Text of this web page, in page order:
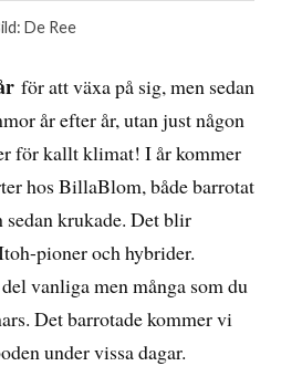
De Ree
för att växa på sig, men sedan
år efter år, utan just någon
för kallt klimat! I år kommer
hos BillaBlom, både barrotat
sedan krukade. Det blir
pioner och hybrider.
vanliga men många som du
Det barrotade kommer vi
under vissa dagar.